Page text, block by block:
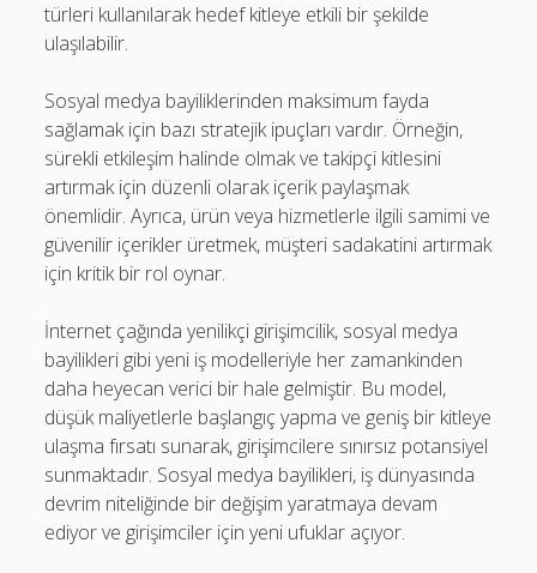
türleri kullanılarak hedef kitleye etkili bir şekilde
ulaşılabilir.
Sosyal medya bayiliklerinden maksimum fayda
sağlamak için bazı stratejik ipuçları vardır. Örneğin,
sürekli etkileşim halinde olmak ve takipçi kitlesini
artırmak için düzenli olarak içerik paylaşmak
önemlidir. Ayrıca, ürün veya hizmetlerle ilgili samimi ve
güvenilir içerikler üretmek, müşteri sadakatini artırmak
için kritik bir rol oynar.
İnternet çağında yenilikçi girişimcilik, sosyal medya
bayilikleri gibi yeni iş modelleriyle her zamankinden
daha heyecan verici bir hale gelmiştir. Bu model,
düşük maliyetlerle başlangıç yapma ve geniş bir kitleye
ulaşma fırsatı sunarak, girişimcilere sınırsız potansiyel
sunmaktadır. Sosyal medya bayilikleri, iş dünyasında
devrim niteliğinde bir değişim yaratmaya devam
ediyor ve girişimciler için yeni ufuklar açıyor.